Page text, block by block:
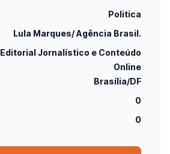
Politica
Lula Marques/ Agência Brasil.
Editorial Jornalístico e Conteúdo
Online
Brasília/DF
0
0